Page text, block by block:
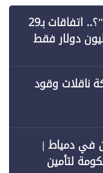
أين ذهبت قروض "عهد السيسي"؟.. اتفاقات بـ29
لقطاع الكهرباء 490 مليون دولار فقط
ناقلات وقود
في دمياط |
لتأمين